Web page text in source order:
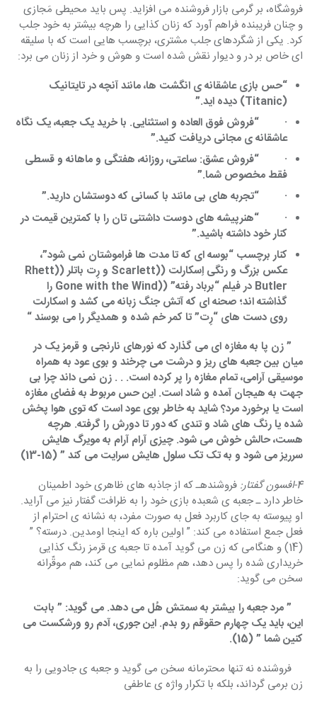
فروشگاه، بر گرمی بازار فروشنده می افزاید. پس باید محیطی مَجازی
و چنان فریبنده فراهم آورد که زنان کذایی را هرچه بیشتر به خود جلب
کرد. یکی از شگردهای جلب مشتری، برچسب هایی است که با سلیقه
ای خاص بر در و دیوار نقش شده است و هوش و خرد از زنان می برد:
“حس بازی عاشقانه ی انگشت ها، مانند آنچه در تایتانیک
(
Titanic) دیده اید.”
·“فروش فوق العاده و استثنایی. با خرید یک جعبه، یک نگاه
عاشقانه ی مجانی دریافت کنید.”
·“فروش عشق: ساعتی، روزانه، هفتگی و ماهانه و قسطی
فقط مخصوص شما.”
·“تجربه های بی مانند با کسانی که دوستشان دارید.”
·“هنرپیشه های دوست داشتنی تان را با کمترین قیمت در
کنار خود داشته باشید.”
کنار برچسب “بوسه ای که تا مدت ها فراموشتان نمی شود”،
عکس بزرگ و رنگی اِسکارلت ((Scarlett و رِت باتلر ( (Rhett
Butler در فیلم “برباد رفته” ((Gone with the Wind
را
گذاشته اند؛ صحنه ای که آتش جنگ زبانه می کشد و اسکارلت
روی دست های “رِت” تا کمر خم شده و همدیگر را می بوسند “
” زن پا به مغازه ای می گذارد که نورهای نارنجی و قرمز یک در
میان بین جعبه های ریز و درشت می چرخند و بوی عود به همراه
موسیقی آرامی، تمام مغازه را پر کرده است. . . زن نمی داند چرا بی
جهت به هیجان آمده و شاد است. این حس مربوط به فضای مغازه
است یا برخورد مرد؟ شاید به خاطر بوی عود است که توی هوا پخش
شده یا رنگ های شاد و تندی که دور تا دورش را گرفته. هرچه
هست، حالش خوش می شود. چیزی آرام آرام به مویرگ هایش
سرریز می شود و به تک تک سلول هایش سرایت می کند ” (15-13)
4-افسون گفتار:
فروشندهـ که از جاذبه های ظاهری خود اطمینان
خاطر دارد ـ جعبه ی شعبده بازی خود را به ظرافت گفتار نیز می آراید.
او پیوسته به جای کاربرد فعل به صورت مفرد، به نشانه ی احترام از
فعل جمع استفاده می کند: ” اولین باره که اینجا اومدین. درسته؟ ”
(14) و هنگامی که زن می گوید آمده تا جعبه ی قرمز رنگ کذایی
خریداری شده را پس دهد، هم مظلوم نمایی می کند، هم موقّرانه
سخن می گوید:
” مرد جعبه را بیشتر به سمتش هُل می دهد. می گوید: ” بابت
این، باید یک چهارم حقوقم رو بدم. این جوری، آدم رو ورشکست می
کنین شما ” (15).
فروشنده نه تنها محترمانه سخن می گوید و جعبه ی جادویی را به
زن برمی گرداند، بلکه با تکرار واژه ی عاطفی